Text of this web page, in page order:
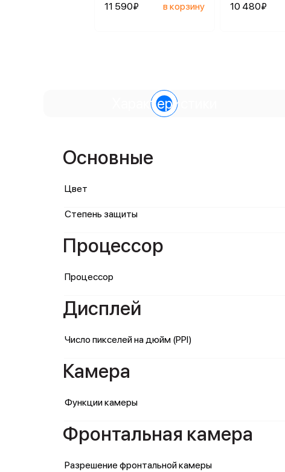
11 590₽ в корзину 10 480₽
Характеристики
Основные
Цвет
Степень защиты
Процессор
Процессор
Дисплей
Число пикселей на дюйм (PPI)
Камера
Функции камеры
Фронтальная камера
Разрешение фронтальной камеры